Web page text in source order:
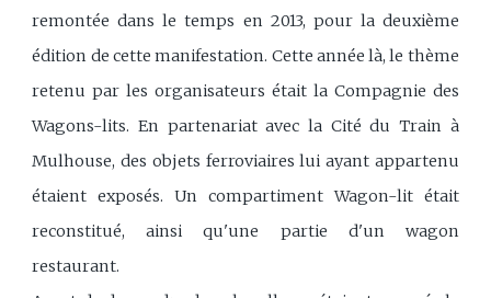
remontée dans le temps en 2013, pour la deuxième
édition de cette manifestation. Cette année là, le thème
retenu par les organisateurs était la Compagnie des
Wagons-lits. En partenariat avec la Cité du Train à
Mulhouse, des objets ferroviaires lui ayant appartenu
étaient exposés. Un compartiment Wagon-lit était
reconstitué, ainsi qu'une partie d'un wagon
restaurant.